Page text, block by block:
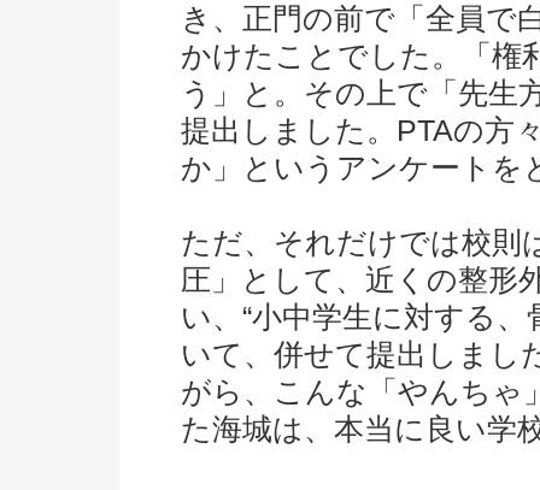
き、正門の前で「全員で
かけたことでした。「権
う」と。その上で「先生
提出しました。PTAの方
か」というアンケートを
ただ、それだけでは校則
圧」として、近くの整形
い、“小中学生に対する
いて、併せて提出しまし
がら、こんな「やんちゃ
た海城は、本当に良い学